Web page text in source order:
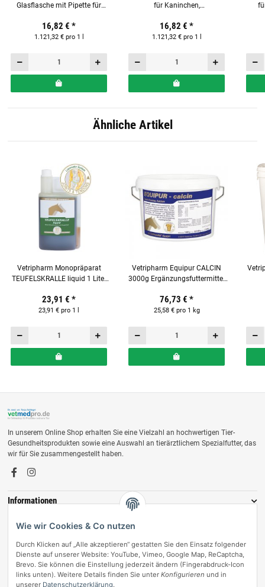
Glasflasche mit Pipette für
16,82 € *
1.121,32 € pro 1 l
für Kaninchen,
16,82 € *
1.121,32 € pro 1 l
Ähnliche Artikel
Vetripharm Monopräparat
TEUFELSKRALLE liquid 1 Liter
23,91 € *
23,91 € pro 1 l
Vetripharm Equipur CALCIN
3000g Ergänzungsfuttermittel
76,73 € *
25,58 € pro 1 kg
In unserem Online Shop erhalten Sie eine Vielzahl an hochwertigen Tier-
Gesundheitsprodukten sowie eine Auswahl an tierärztlichem Spezialfutter, das
wir für Sie zusammengestellt haben.
Informationen
Zahlungsmöglichkeiten
Wie wir Cookies & Co nutzen
Durch Klicken auf „Alle akzeptieren“ gestatten Sie den Einsatz folgender
Dienste auf unserer Website: YouTube, Vimeo, Google Map, ReCaptcha,
Brevo. Sie können die Einstellung jederzeit ändern (Fingerabdruck-Icon
links unten). Weitere Details finden Sie unter Konfigurieren und in
unserer Datenschutzerklärung.